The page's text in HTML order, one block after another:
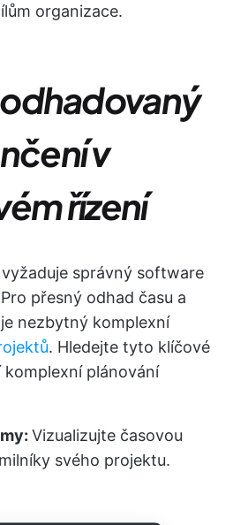
organizace.
v
řízení
vyžaduje správný software
přesný odhad času a
nezbytný komplexní
. Hledejte tyto klíčové
plánování
Vizualizujte časovou
svého projektu.